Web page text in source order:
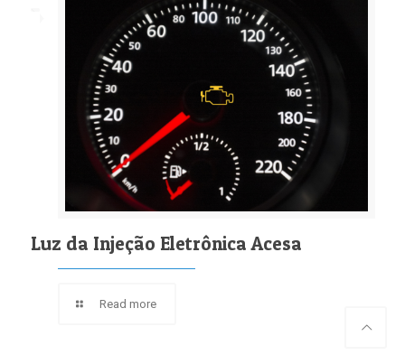
Luz da Injeção Eletrônica Acesa
Read more